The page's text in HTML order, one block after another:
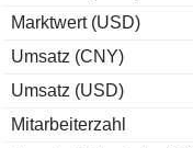
Marktwert (USD)
Umsatz (CNY)
Umsatz (USD)
Mitarbeiterzahl